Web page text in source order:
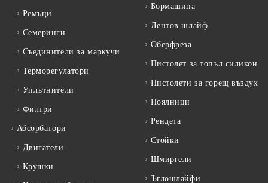
Ремъци
Семеринги
Съединители за маркучи
Терморегулатори
Уплътнители
Филтри
Абсорбатори
Двигатели
Крушки
Бормашина
Лентов шлайф
Оберфреза
Пистолет за топъл силикон
Пистолети за горещ въздух
Поялници
Рендета
Стойки
Шмиргели
Ъглошлайфи